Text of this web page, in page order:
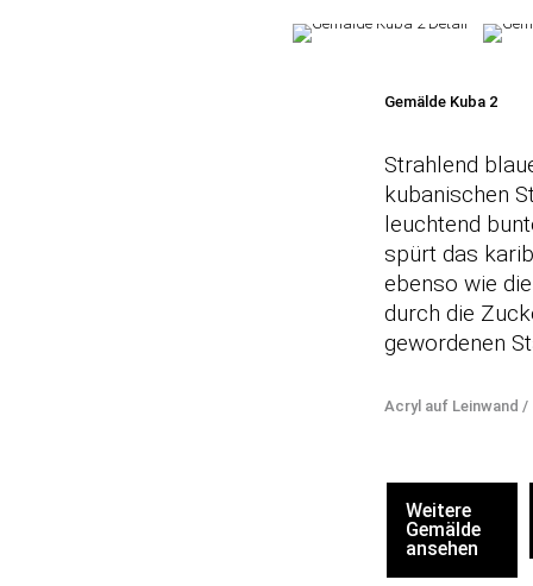
Gemälde Kuba 2
Strahlend
kubanischen
leuchtend
spürt das
ebenso wie
durch die
gewordenen
Acryl auf Leinwand /
Weitere
Gemälde
ansehen